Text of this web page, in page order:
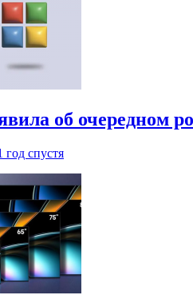
об очередном
год спустя